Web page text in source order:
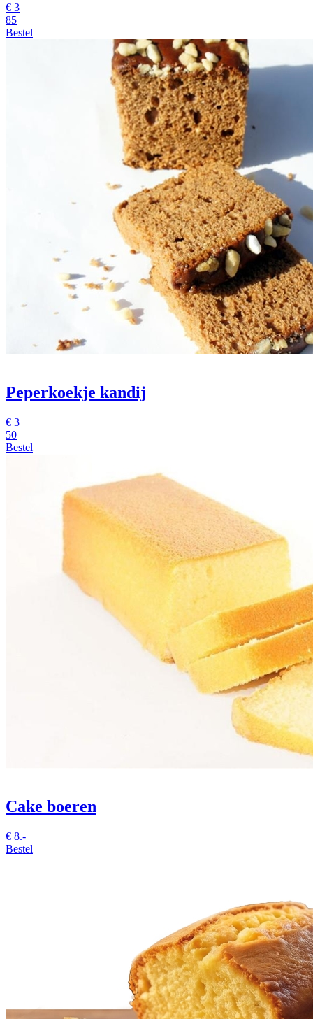
€ 3
85
Bestel
Peperkoekje kandij
€ 3
50
Bestel
Cake boeren
€ 8.-
Bestel